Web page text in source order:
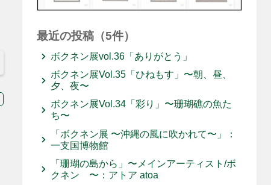
最近の投稿（5件）
ボクネン展vol.36「ありがとう」
ボクネン展Vol.35「ひねもす」〜朝、昼、
夕、夜〜
ボクネン展Vol.34「彩り」〜珊瑚礁の魚た
ち〜
「ボクネン展 〜沖縄の風に吹かれて〜」：
一支国博物館
「珊瑚の島から」〜メインアーティスト/ボ
クネン 〜：アトア atoa